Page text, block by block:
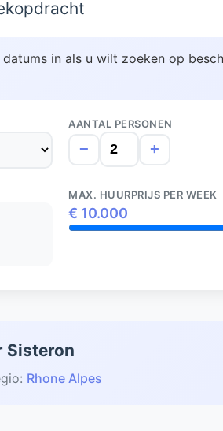
datums in als u wilt zoeken op
AANTAL PERSONEN
− +
MAX. HUURPRIJS PER WEEK
€ 10.000
Sisteron
Rhone Alpes